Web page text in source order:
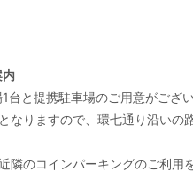
内
台と提携駐車場のご用意がござい
なりますので、環七通り沿いの
隣のコインパーキングのご利用